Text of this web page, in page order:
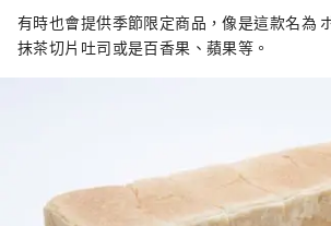
有時也會提供季節限定商品，像是這款名為
抹茶切片吐司或是百香果、蘋果等。